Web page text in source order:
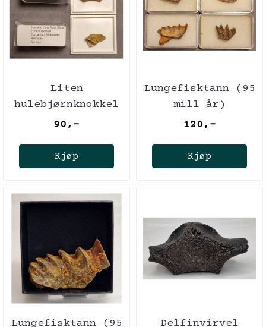
Liten
hulebjørnknokkel
(Ursus spelaeus)
90,-
Kjøp
Lungefisktann (95
mill år)
120,-
Kjøp
Lungefisktann (95
Delfinvirvel